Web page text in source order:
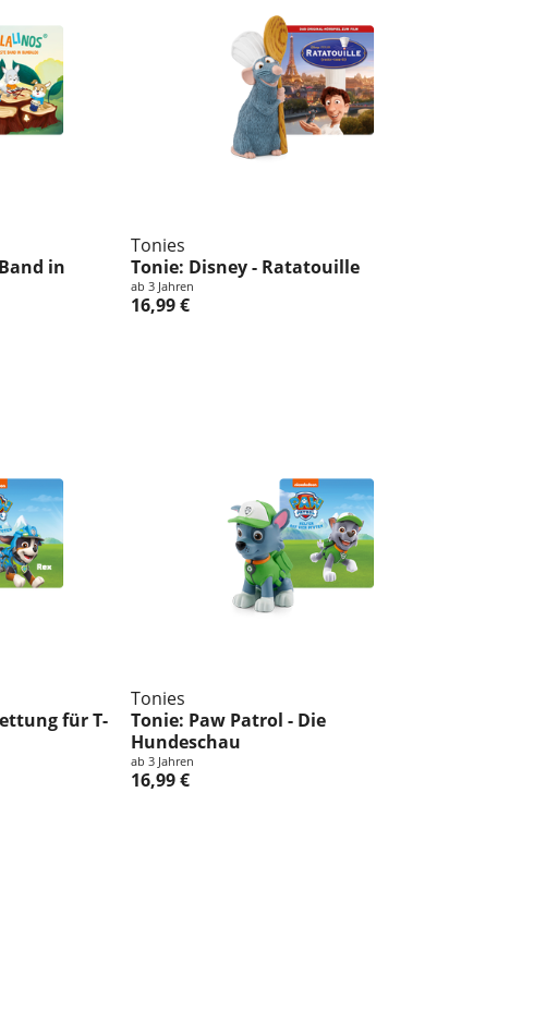
in
Tonies
Tonie: Disney - Ratatouille
ab 3 Jahren
16,99 €
für T-
Tonies
Tonie: Paw Patrol - Die
Hundeschau
ab 3 Jahren
16,99 €